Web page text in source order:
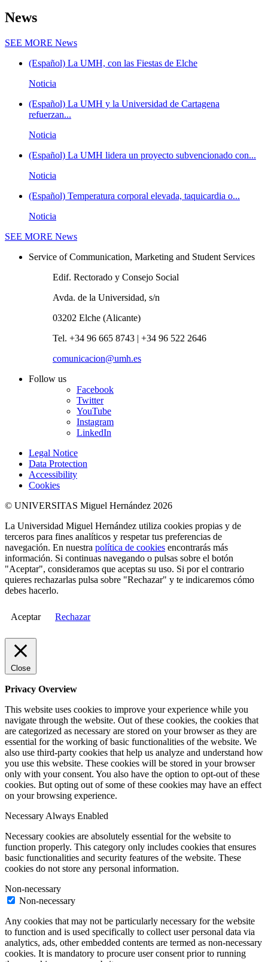
News
SEE MORE News
(Español) La UMH, con las Fiestas de Elche
Noticia
(Español) La UMH y la Universidad de Cartagena
refuerzan...
Noticia
(Español) La UMH lidera un proyecto subvencionado con...
Noticia
(Español) Temperatura corporal elevada, taquicardia o...
Noticia
SEE MORE News
Service of Communication, Marketing and Student Services
Edif. Rectorado y Consejo Social
Avda. de la Universidad, s/n
03202 Elche (Alicante)
Tel. +34 96 665 8743 | +34 96 522 2646
comunicacion@umh.es
Follow us
Facebook
Twitter
YouTube
Instagram
LinkedIn
Legal Notice
Data Protection
Accessibility
Cookies
© UNIVERSITAS Miguel Hernández 2026
La Universidad Miguel Hernández utiliza cookies propias y de
terceros para fines analíticos y respetar tus preferencias de
navegación. En nuestra política de cookies encontrarás más
información. Si continuas navegando o pulsas sobre el botón
"Aceptar", consideramos que aceptas su uso. Si por el contrario
quieres rechazarlas pulsa sobre "Rechazar" y te indicaremos cómo
debes hacerlo.
Aceptar Rechazar
Close
Privacy Overview
This website uses cookies to improve your experience while you
navigate through the website. Out of these cookies, the cookies that
are categorized as necessary are stored on your browser as they are
essential for the working of basic functionalities of the website. We
also use third-party cookies that help us analyze and understand how
you use this website. These cookies will be stored in your browser
only with your consent. You also have the option to opt-out of these
cookies. But opting out of some of these cookies may have an effect
on your browsing experience.
Necessary Always Enabled
Necessary cookies are absolutely essential for the website to
function properly. This category only includes cookies that ensures
basic functionalities and security features of the website. These
cookies do not store any personal information.
Non-necessary
Non-necessary
Any cookies that may not be particularly necessary for the website
to function and is used specifically to collect user personal data via
analytics, ads, other embedded contents are termed as non-necessary
cookies. It is mandatory to procure user consent prior to running